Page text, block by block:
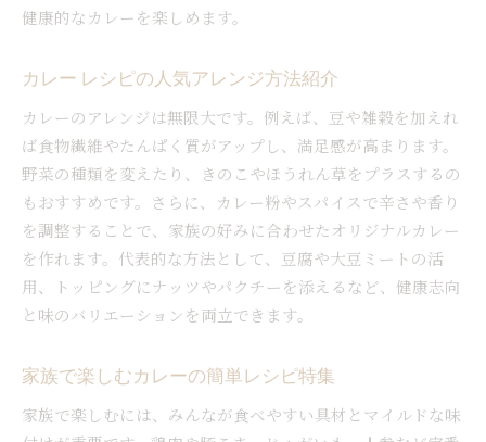
健康的なカレーを楽しめます。
カレー レシピの人気アレンジ方法紹介
カレーのアレンジは無限大です。例えば、豆や雑穀を加えれ
ば食物繊維やたんぱく質がアップし、満足感が高まります。
野菜の種類を変えたり、きのこやほうれん草をプラスするの
もおすすめです。さらに、カレー粉やスパイスで辛さや香り
を調整することで、家族の好みに合わせたオリジナルカレー
を作れます。代表的な方法として、豆腐や大豆ミートの活
用、トッピングにナッツやパクチーを添えるなど、健康志向
と味のバリエーションを両立できます。
家族で楽しむカレーの簡単レシピ特集
家族で楽しむには、みんなが食べやすい具材とマイルドな味